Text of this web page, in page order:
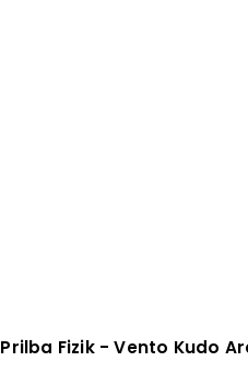
Prilba Fizik - Vento Kudo